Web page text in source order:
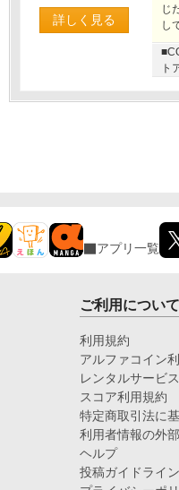
詳しく見る
じ
し
ト
アプリ一覧
ご利用について
利用規約
アルファコイン
レンタルサービ
スコア利用規約
特定商取引法に
利用者情報の外
ヘルプ
投稿ガイドライン